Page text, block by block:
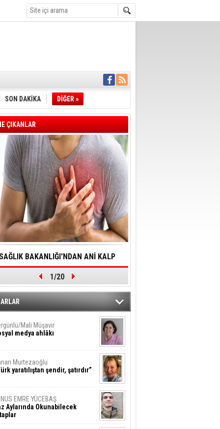
ALINACAK
TAHLİYE
DERNEĞİ
ÇİZGİMİZ
ALANA
KARARTMA
VERİLDİ
VELİ AĞBABA
SON DAKİKA DİĞER »
ÇIKANLAR
SAĞLIK BAKANLIĞI'NDAN ANİ KALP
DURMALARINA HIZLI MÜDAHALE
YÖNELİK ÖNLENMESİ İÇİN
ÖNEMLİ ADIM
1/20
Mali Müşavir
medya ahlâkı
Murtezaoğlu
yaratılıştan şendir, şatırdır”
EMRE YÜCEBAŞ
Aylarında Okunabilecek